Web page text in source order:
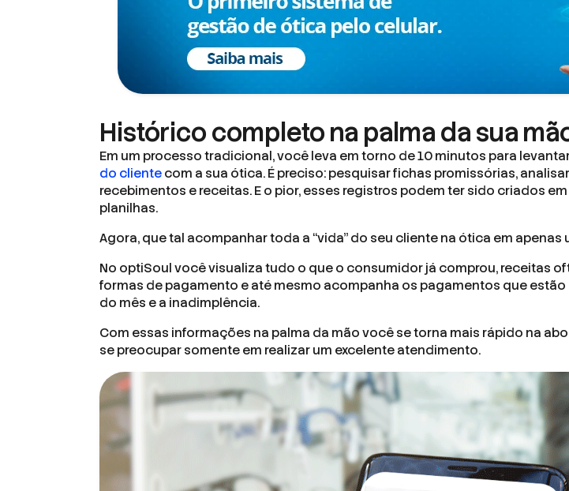
Histórico completo na palma da sua
Em um processo tradicional, você leva em torno de 10 minutos para
do clientecom a sua ótica. É preciso: pesquisar fichas promissórias,
recebimentos e receitas. E o pior, esses registros podem ter sido criados
planilhas.
Agora, que tal acompanhar toda a “vida” do seu cliente na ótica em apenas
No optiSoul você visualiza tudo o que o consumidor já comprou, receitas
formas de pagamento e até mesmo acompanha os pagamentos que estão
do mês e a inadimplência.
Com essas informações na palma da mão você se torna mais rápido na
se preocupar somente em realizar um excelente atendimento.